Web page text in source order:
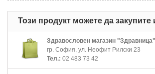
Този продукт можете да закупите
Здравословен магазин "Здравница"
гр. София, ул. Неофит Рилски 23
Тел.: 02 483 73 42